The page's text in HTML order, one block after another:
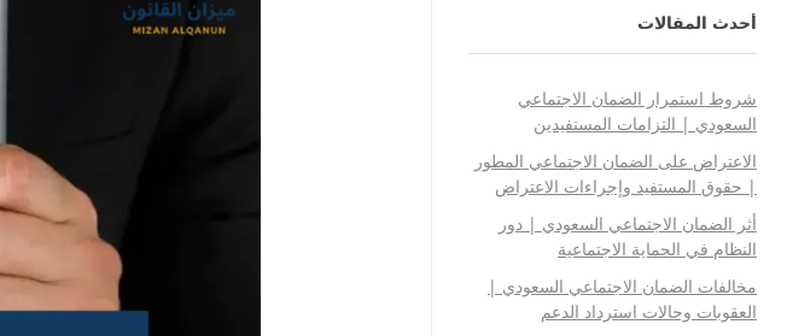
أحدث المقالات
شروط استمرار الضمان الاجتماعي
السعودي | التزامات المستفيدين
الاعتراض على الضمان الاجتماعي المطور
| حقوق المستفيد وإجراءات الاعتراض
أثر الضمان الاجتماعي السعودي | دور
النظام في الحماية الاجتماعية
مخالفات الضمان الاجتماعي السعودي |
العقوبات وحالات استرداد الدعم